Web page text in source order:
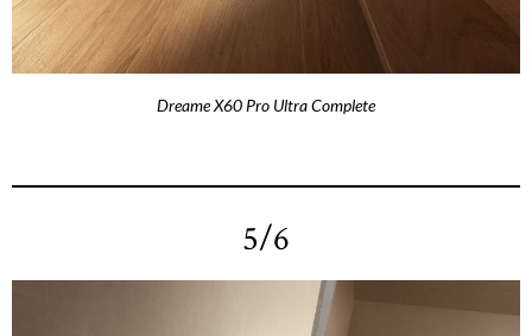
Dreame X60 Pro Ultra Complete
5/6